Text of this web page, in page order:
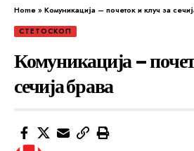
Home»Комуникација – почеток и клуч за
СТЕТОСКОП
Комуникација –
сечија брава